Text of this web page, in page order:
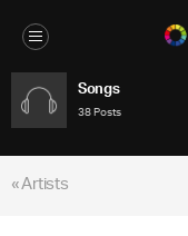
Songs
38 Posts
« Artists